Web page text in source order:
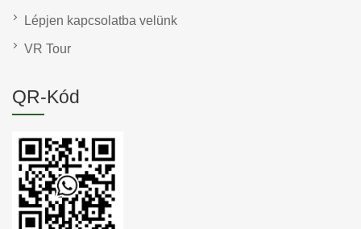
Lépjen kapcsolatba velünk
VR Tour
QR-Kód